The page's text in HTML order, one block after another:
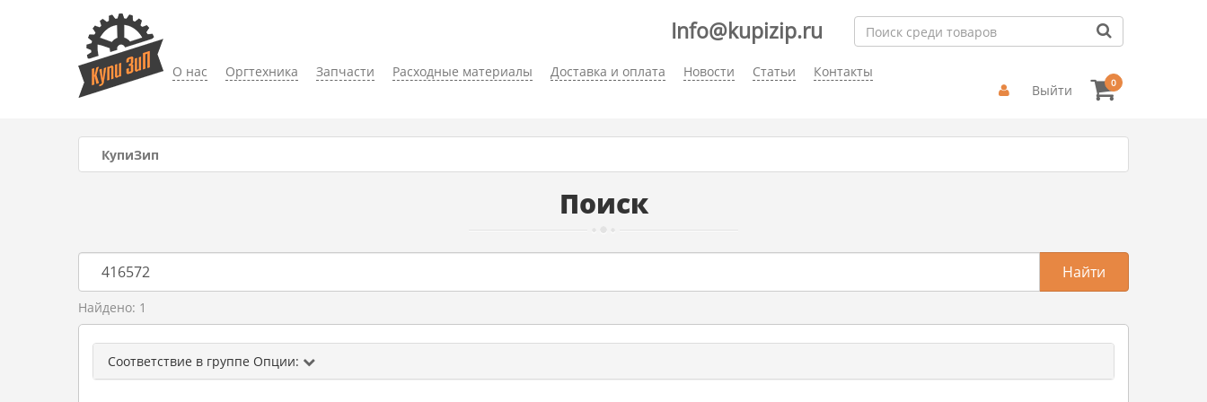
О нас Оргтехника Запчасти Расходные материалы Доставка и оплата Новости Статьи Контакты
Info@kupizip.ru
Выйти 0
КупиЗип
Поиск
Найдено: 1
Соответствие в группе Опции: